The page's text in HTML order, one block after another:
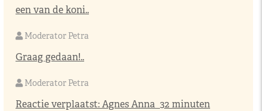
een van de koni..
Moderator Petra
Graag gedaan!..
Moderator Petra
Reactie verplaatst:Agnes Anna 32 minuten